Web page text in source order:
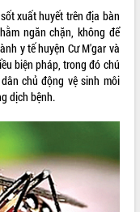
xuất huyết trên địa bàn
ngăn chặn, không để
y tế huyện Cư M'gar và
biện pháp, trong đó chú
chủ động vệ sinh môi
dịch bệnh.